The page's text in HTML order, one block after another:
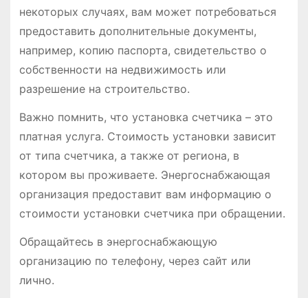
некоторых случаях, вам может потребоваться
предоставить дополнительные документы,
например, копию паспорта, свидетельство о
собственности на недвижимость или
разрешение на строительство.
Важно помнить, что установка счетчика – это
платная услуга. Стоимость установки зависит
от типа счетчика, а также от региона, в
котором вы проживаете. Энергоснабжающая
организация предоставит вам информацию о
стоимости установки счетчика при обращении.
Обращайтесь в энергоснабжающую
организацию по телефону, через сайт или
лично.